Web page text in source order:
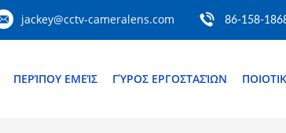
jackey@cctv-cameralens.com 86-158-
ΠΕΡΊΠΟΥ ΕΜΕΊΣ ΓΎΡΟΣ ΕΡΓΟΣΤΑΣΊΩΝ